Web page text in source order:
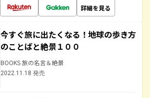
詳細を見る
今すぐ旅に出たくなる！地球の歩き方
のことばと絶景１００
BOOKS 旅の名言＆絶景
2022.11.18 発売